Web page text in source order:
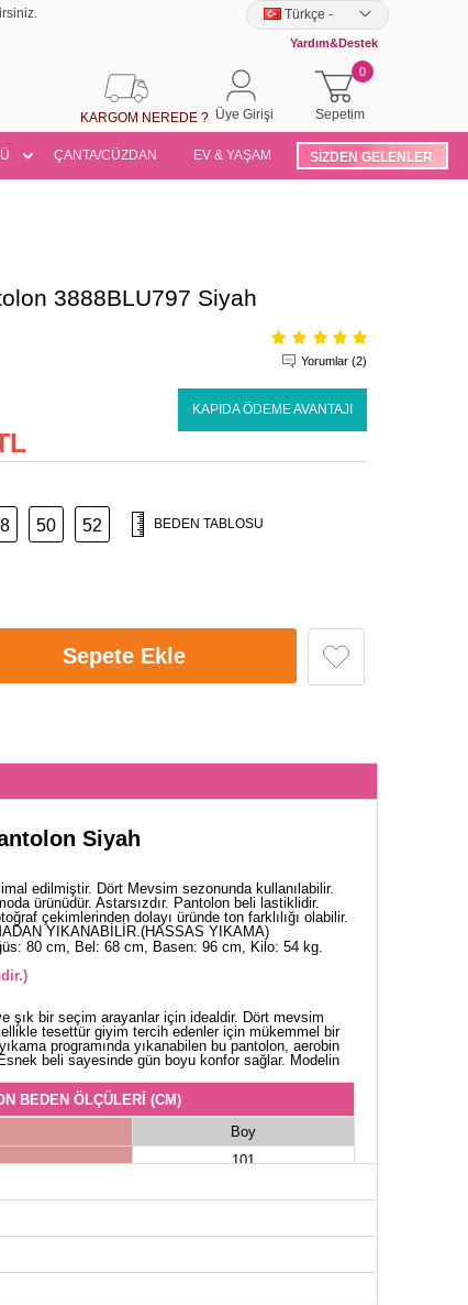
Türkçe -
Yardım&Destek
Sepetim
0
Üye Girişi
KARGOM NEREDE ?
ÇANTA/CÜZDAN EV & YAŞAM SİZDEN GELENLER
3888BLU797 Siyah
Yorumlar (2)
KAPIDA ÖDEME AVANTAJI
50 52 BEDEN TABLOSU
Sepete Ekle
Siyah
edilmiştir. Dört Mevsim sezonunda kullanılabilir.
ürünüdür. Astarsızdır. Pantolon beli lastiklidir.
çekimlerinden dolayı üründe ton farklılığı olabilir.
YIKANABİLİR.(HASSAS YIKAMA)
80 cm, Bel: 68 cm, Basen: 96 cm, Kilo: 54 kg.
şık bir seçim arayanlar için idealdir. Dört mevsim
tesettür giyim tercih edenler için mükemmel bir
programında yıkanabilen bu pantolon, aerobin
beli sayesinde gün boyu konfor sağlar. Modelin
BEDEN ÖLÇÜLERİ (CM)
Boy
101
101